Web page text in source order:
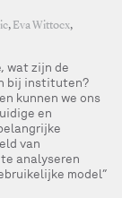
, Eva Wittocx,
wat zijn de
bij instituten?
kunnen we ons
en
van
analyseren
model”